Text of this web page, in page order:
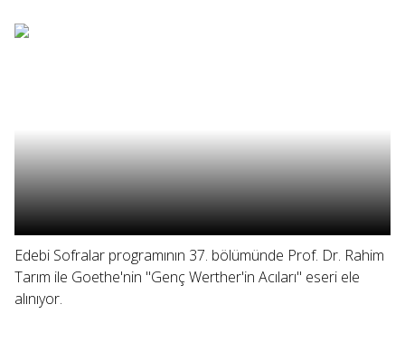
Edebi Sofralar programının 37. bölümünde Prof. Dr. Rahim
Tarım ile Goethe'nin "Genç Werther'in Acıları" eseri ele
alınıyor.